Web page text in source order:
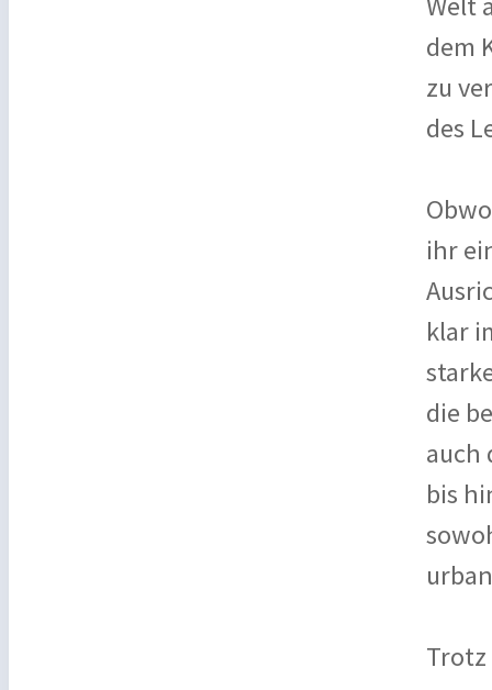
dem
zu
des
ihr
klar
die
auch
bis
Trotz